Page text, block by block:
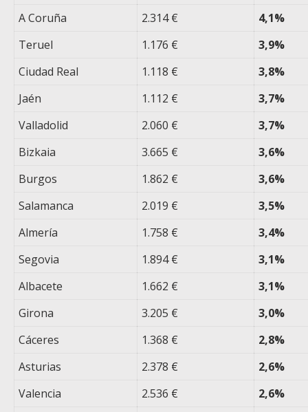
A Coruña
2.314 €
4,1%
Teruel
1.176 €
3,9%
Ciudad Real
1.118 €
3,8%
Jaén
1.112 €
3,7%
Valladolid
2.060 €
3,7%
Bizkaia
3.665 €
3,6%
Burgos
1.862 €
3,6%
Salamanca
2.019 €
3,5%
Almería
1.758 €
3,4%
Segovia
1.894 €
3,1%
Albacete
1.662 €
3,1%
Girona
3.205 €
3,0%
Cáceres
1.368 €
2,8%
Asturias
2.378 €
2,6%
Valencia
2.536 €
2,6%